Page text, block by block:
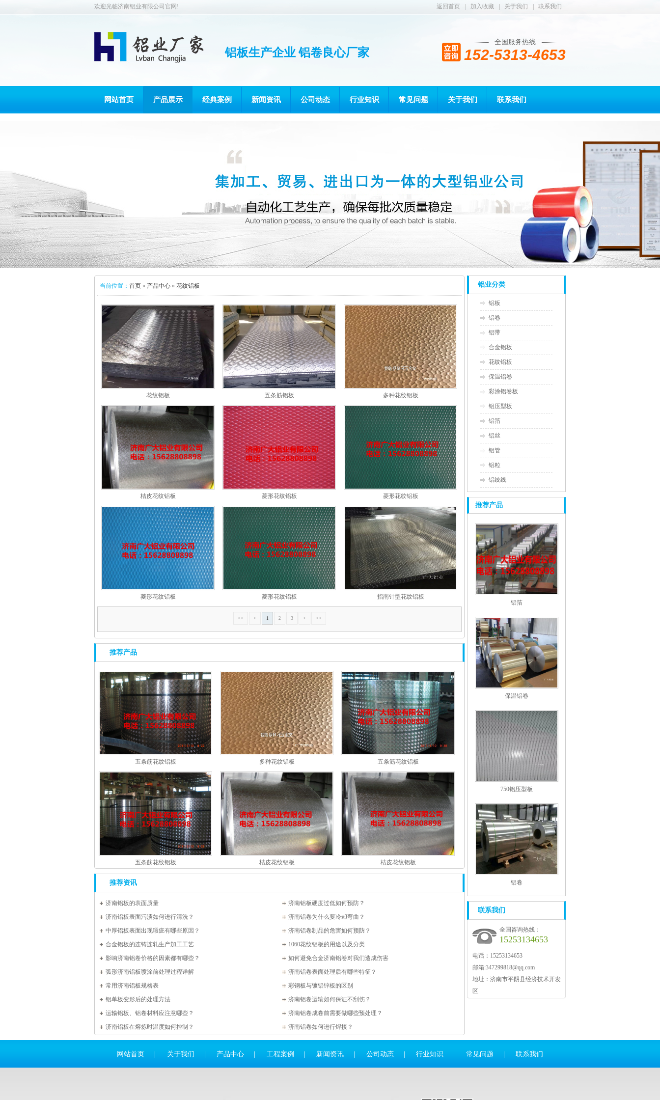
返回首页 加入收藏 关于我们 联系我们
欢迎光临济南铝业有限公司官网!
铝板生产企业 铝卷良心厂家
全国服务热线
152-5313-4653
网站首页 产品展示 经典案例 新闻资讯 公司动态 行业知识 常见问题 关于我们 联系我们
当前位置： 首页 » 产品中心 » 花纹铝板
花纹铝板 五条筋铝板 多种花纹铝板
桔皮花纹铝板 菱形花纹铝板 菱形花纹铝板
菱形花纹铝板 菱形花纹铝板 指南针型花纹铝板
<< < 1 2 3 > >>
推荐产品
五条筋花纹铝板 多种花纹铝板 五条筋花纹铝板
五条筋花纹铝板 桔皮花纹铝板 桔皮花纹铝板
推荐资讯
济南铝板的表面质量
济南铝板硬度过低如何预防？
济南铝板表面污渍如何进行清洗？
济南铝卷为什么要冷却弯曲？
中厚铝板表面出现瑕疵有哪些原因？
济南铝卷制品的危害如何预防？
合金铝板的连铸连轧生产加工工艺
1060花纹铝板的用途以及分类
影响济南铝卷价格的因素都有哪些？
如何避免合金济南铝卷对我们造成伤害
弧形济南铝板喷涂前处理过程详解
济南铝卷表面处理后有哪些特征？
常用济南铝板规格表
彩钢板与镀铝锌板的区别
铝单板变形后的处理方法
济南铝卷运输如何保证不刮伤？
运输铝板、铝卷材料应注意哪些？
济南铝卷成卷前需要做哪些预处理？
济南铝板在熔炼时温度如何控制？
济南铝卷如何进行焊接？
铝业分类
铝板
铝卷
铝带
合金铝板
花纹铝板
保温铝卷
彩涂铝卷板
铝压型板
铝箔
铝丝
铝管
铝粒
铝绞线
推荐产品
铝箔
保温铝卷
750铝压型板
铝卷
联系我们
全国咨询热线：
15253134653
电话：15253134653
邮箱:347299818@qq.com
地址：济南市平阴县经济技术开发
区
网站首页 关于我们 产品中心 工程案例 新闻资讯 公司动态 行业知识 常见问题 联系我们